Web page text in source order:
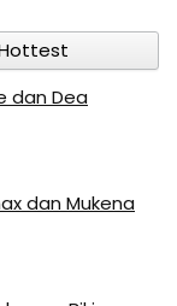
dan Dea
dan Mukena